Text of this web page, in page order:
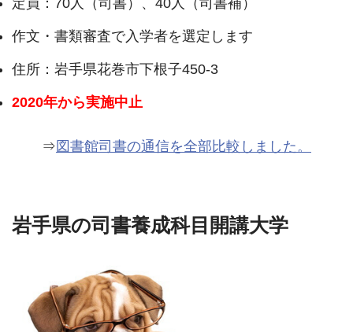
定員：70人（司書）、40人（司書補）
作文・書類審査で入学者を選定します
住所：岩手県花巻市下根子450-3
2020年から実施中止
⇒ 図書館司書の通信を全部比較しました。
岩手県の司書養成科目開講大学